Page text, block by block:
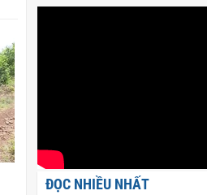
ĐỌC NHIỀU NHẤT